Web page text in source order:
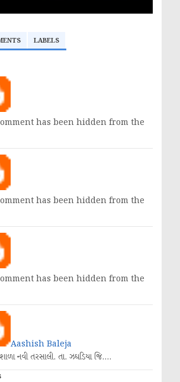
LABELS
has been hidden from the
has been hidden from the
has been hidden from the
Aashish Baleja
શાળા નવી તરસાલી. તા. ઝઘડિયા જિ.…